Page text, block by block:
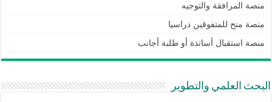
منصة المرافقة والتوجيه
منصة منح للمتفوقين دراسيا
منصة استقبال أساتذة أو طلبة أجانب
البحث العلمي والتطوير